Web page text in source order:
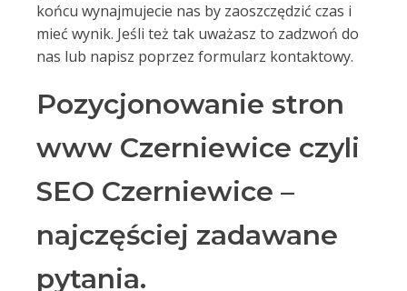
końcu wynajmujecie nas by zaoszczędzić czas i
mieć wynik. Jeśli też tak uważasz to zadzwoń do
nas lub napisz poprzez formularz kontaktowy.
Pozycjonowanie stron
www Czerniewice czyli
SEO Czerniewice –
najczęściej zadawane
pytania.